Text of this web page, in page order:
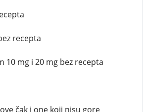
recepta
10 mg i 20 mg bez recepta
čak i one koji nisu gore